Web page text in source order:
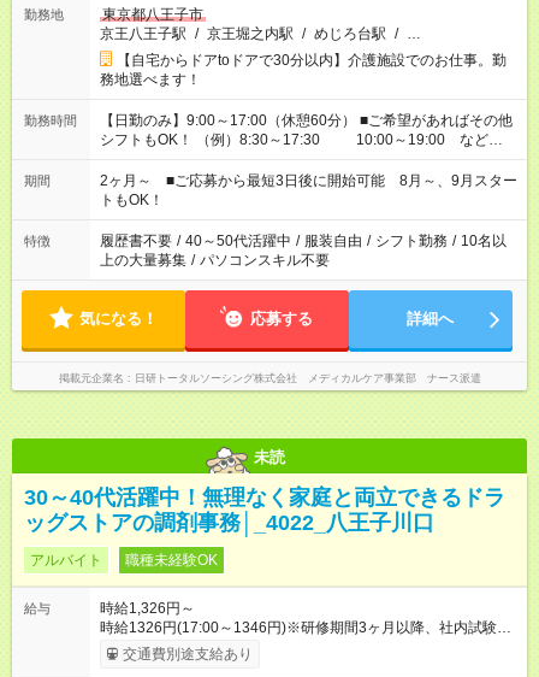
勤務地
東京都八王子市
京王八王子駅 / 京王堀之内駅 / めじろ台駅 / …
【自宅からドアtoドアで30分以内】介護施設でのお仕事。勤
務地選べます！
勤務時間
【日勤のみ】9:00～17:00（休憩60分） ■ご希望があればその他
シフトもOK！ （例）8:30～17:30 10:00～19:00 など
「家族とお休みを合わせたい」 「できれば残業はしたくない」
など、あなたのご希望に沿ったお仕事をご紹介します！ ※Wワ
ーク希望の方へ 今ご覧のお仕事で希望する勤務時間と、もう1つ
のお仕事の勤務時間。 合計で週40時間を超える場合は応募でき
ません
期間
2ヶ月～ ■ご応募から最短3日後に開始可能 8月～、9月スター
トもOK！
特徴 履歴書不要 / 40～50代活躍中 / 服装自由 / シフト勤務 / 10名以
上の大量募集 / パソコンスキル不要
気になる！ 応募する 詳細へ
掲載元企業名 日研トータルソーシング株式会社 メディカルケア事業部 ナース派遣
未読
30～40代活躍中！無理なく家庭と両立できるドラ
ッグストアの調剤事務│_4022_八王子川口
アルバイト 職種未経験OK
給与
時給1,326円～
時給1326円(17:00～1346円)※研修期間3ヶ月以降、社内試験に
よる更新判定あり 社内試験合格後、時給＋50～100円の昇給あ
り （大学生は＋20円） 試用期間あり：入社日から3ヶ月間／本
交通費別途支給あり